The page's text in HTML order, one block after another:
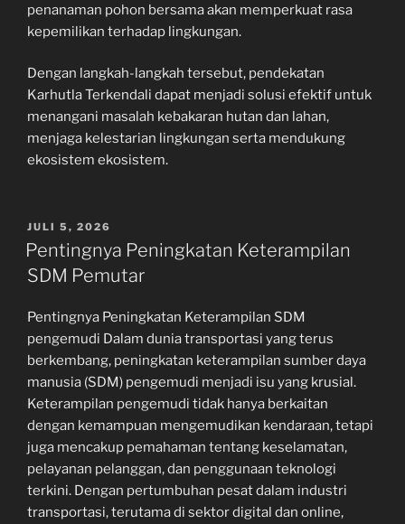
penanaman pohon bersama akan memperkuat rasa
kepemilikan terhadap lingkungan.
Dengan langkah-langkah tersebut, pendekatan
Karhutla Terkendali dapat menjadi solusi efektif untuk
menangani masalah kebakaran hutan dan lahan,
menjaga kelestarian lingkungan serta mendukung
ekosistem ekosistem.
POSTED
ON
JULI 5, 2026
Pentingnya Peningkatan Keterampilan
SDM Pemutar
Pentingnya Peningkatan Keterampilan SDM
pengemudi Dalam dunia transportasi yang terus
berkembang, peningkatan keterampilan sumber daya
manusia (SDM) pengemudi menjadi isu yang krusial.
Keterampilan pengemudi tidak hanya berkaitan
dengan kemampuan mengemudikan kendaraan, tetapi
juga mencakup pemahaman tentang keselamatan,
pelayanan pelanggan, dan penggunaan teknologi
terkini. Dengan pertumbuhan pesat dalam industri
transportasi, terutama di sektor digital dan online,